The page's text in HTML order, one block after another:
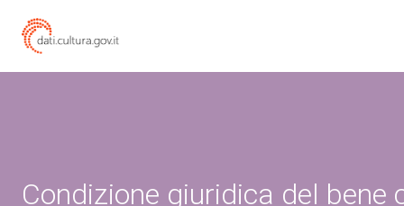
Condizione giuridica del bene